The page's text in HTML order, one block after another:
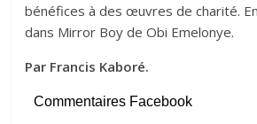
bénéfices à des œuvres de charité.
dans Mirror Boy de Obi Emelonye.
Par Francis Kaboré.
Commentaires Facebook